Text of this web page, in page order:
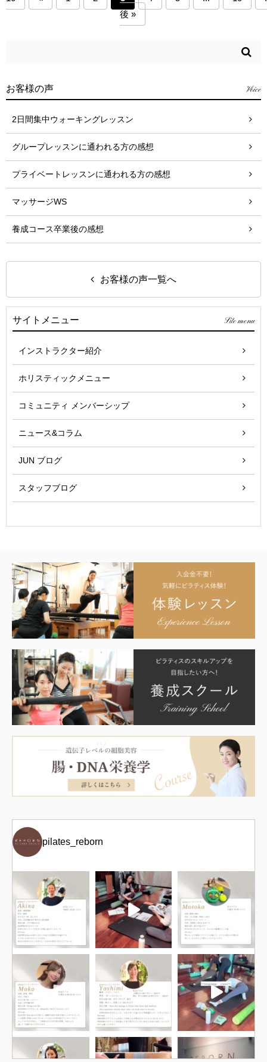
後 »
お客様の声 Voice
2日間集中ウォーキングレッスン
グループレッスンに通われる方の感想
プライベートレッスンに通われる方の感想
マッサージWS
養成コース卒業後の感想
お客様の声一覧へ
サイトメニュー Site menu
インストラクター紹介
ホリスティックメニュー
コミュニティ メンバーシップ
ニュース&コラム
JUN ブログ
スタッフブログ
pilates_reborn